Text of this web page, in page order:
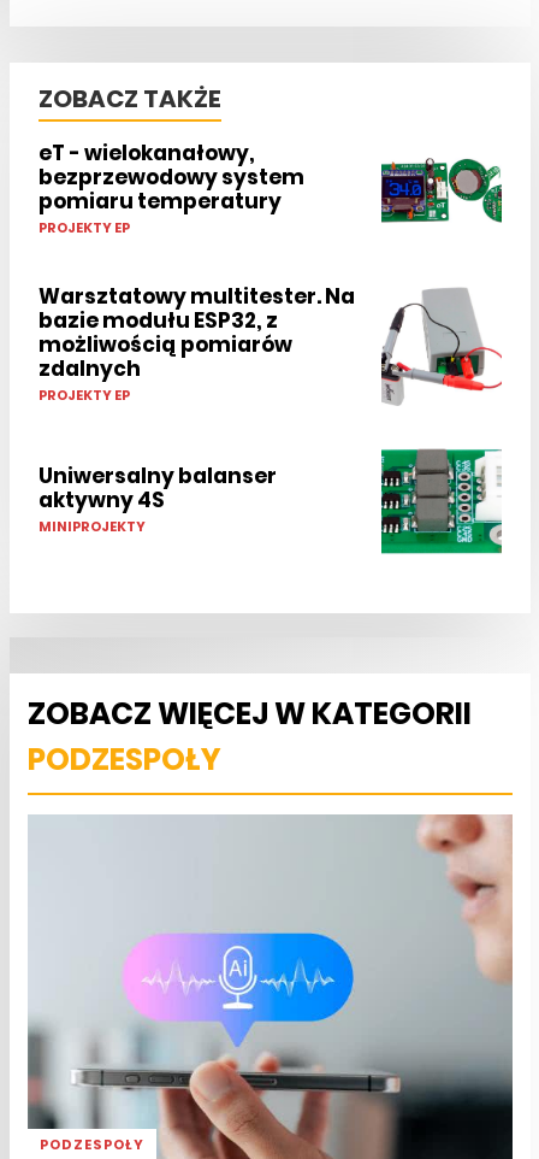
ZOBACZ TAKŻE
eT - wielokanałowy,
bezprzewodowy system
pomiaru temperatury
PROJEKTY EP
Warsztatowy multitester. Na
bazie modułu ESP32, z
możliwością pomiarów
zdalnych
PROJEKTY EP
Uniwersalny balanser
aktywny 4S
MINIPROJEKTY
ZOBACZ WIĘCEJ W KATEGORII
PODZESPOŁY
PODZESPOŁY